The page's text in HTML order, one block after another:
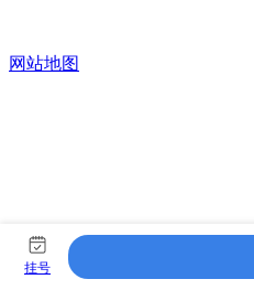
挂号
网站地图